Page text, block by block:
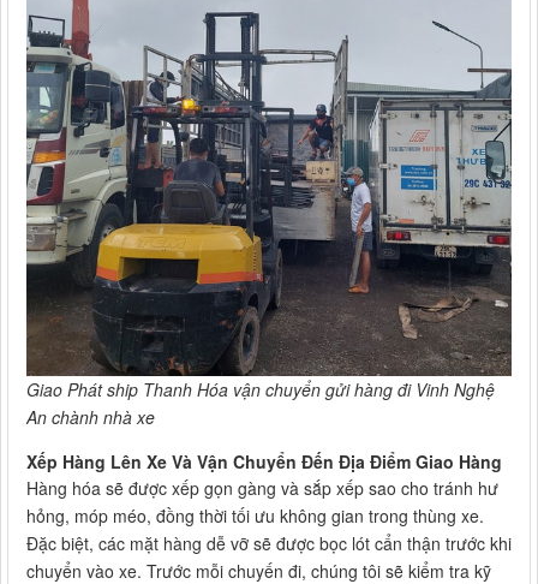
Giao Phát ship Thanh Hóa vận chuyển gửi hàng đi Vinh Nghệ
An chành nhà xe
Xếp Hàng Lên Xe Và Vận Chuyển Đến Địa Điểm Giao Hàng
Hàng hóa sẽ được xếp gọn gàng và sắp xếp sao cho tránh hư
hỏng, móp méo, đồng thời tối ưu không gian trong thùng xe.
Đặc biệt, các mặt hàng dễ vỡ sẽ được bọc lót cẩn thận trước khi
chuyển vào xe. Trước mỗi chuyến đi, chúng tôi sẽ kiểm tra kỹ